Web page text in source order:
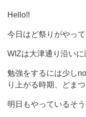
Hello!!
今日はど祭りがやって
WIZは大津通り沿いに
勉強をするには少し
り上がる時期、どまつ
明日もやっているそう